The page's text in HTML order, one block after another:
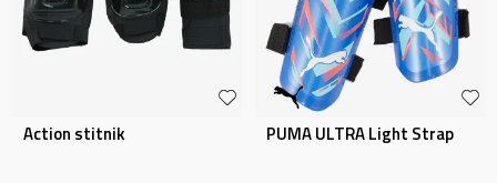
Action stitnik PUMA ULTRA Light Strap